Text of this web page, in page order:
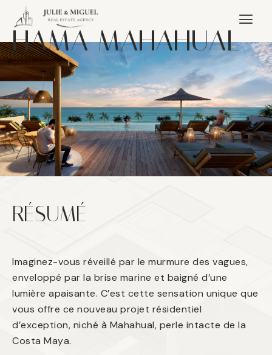
HAMA MAHAHUAL
RÉSUMÉ
Imaginez-vous réveillé par le murmure des vagues,
enveloppé par la brise marine et baigné d’une
lumière apaisante. C’est cette sensation unique que
vous offre ce nouveau projet résidentiel
d’exception, niché à Mahahual, perle intacte de la
Costa Maya.